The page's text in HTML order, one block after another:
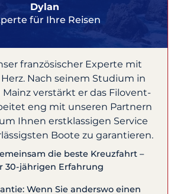
Dylan
für Ihre Reisen
französischer Experte mit
Nach seinem Studium in
verstärkt er das Filovent-
eng mit unseren Partnern
Ihnen erstklassigen Service
Boote zu garantieren.
die beste Kreuzfahrt –
30-jährigen Erfahrung
Wenn Sie anderswo einen